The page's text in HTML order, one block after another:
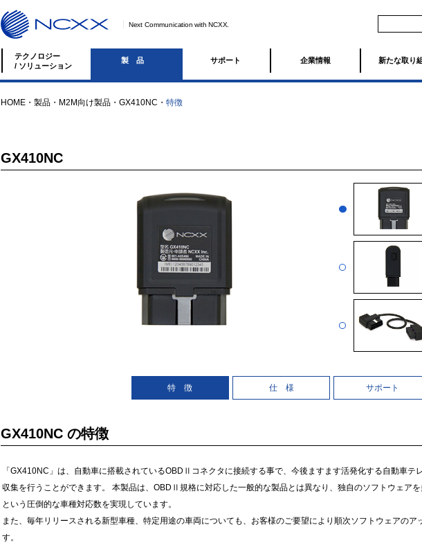
Next Communication with NCXX.
テクノロジー
/ ソリューション
製品 サポート 企業情報 新たな取り
HOME ・ 製品 ・ M2M向け製品 ・ GX410NC ・ 特徴
GX410NC
特 徴 仕 様 サポート
GX410NC の特徴
「GX410NC」は、自動車に搭載されているOBDⅡコネクタに接続する事で、今後ますます活発化する自動車テ
収集を行うことができます。 本製品は、OBDⅡ規格に対応した一般的な製品とは異なり、独自のソフトウェア
という圧倒的な車種対応数を実現しています。
また、毎年リリースされる新型車種、特定用途の車両についても、お客様のご要望により順次ソフトウェアのア
す。